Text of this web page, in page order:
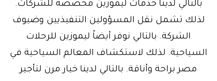
بالتالي لدينا خدمات ليموزين مخصصة للشركات.
لذلك تشمل نقل المسؤولين التنفيذيين وضيوف
الشركة. بالتالي نوفر أيضاً ليموزين للرحلات
السياحية. لذلك لاستكشاف المعالم السياحية في
مصر براحة وأناقة. بالتالي لدينا خيار مرن لتأجير